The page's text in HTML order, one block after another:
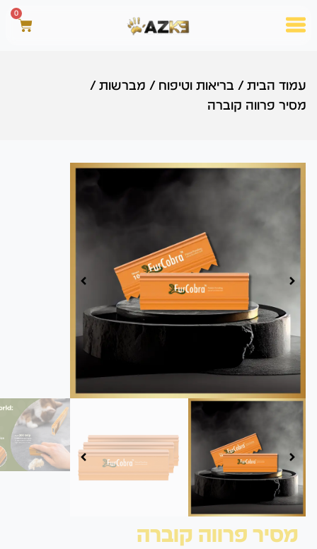
0
עמוד הבית / בריאות וטיפוח / מברשות /
מסיר פרווה קוברה
מסיר פרווה קוברה